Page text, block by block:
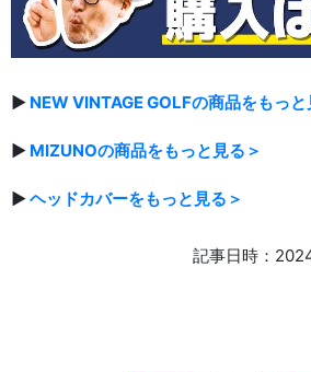
▶ NEW VINTAGE GOLFの商品をもっと
▶ MIZUNOの商品をもっと見る＞
▶ヘッドカバーをもっと見る＞
記事日時：